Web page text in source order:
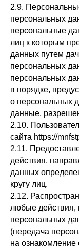
2.9.
персональных
персональные
лиц к которым
данных путем
персональных
персональных
в порядке,
о персональных
данные,
2.10.
сайта https://
2.11.
действия,
данных
кругу лиц.
2.12.
любые действия,
персональных
(передача
на